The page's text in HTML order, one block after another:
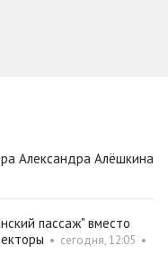
Александра Алёшкина
пассаж" вместо
• сегодня, 12:05 •